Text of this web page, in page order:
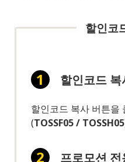
할인코
할인코드 복
할인코드 복사 버튼을
(TOSSF05 / TOSSH05
프로모션